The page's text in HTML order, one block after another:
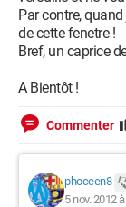
Par contre,
de cette fenetre !
Bref, un caprice
A Bientôt !
Commenter
phoceen8
5 nov. 2012